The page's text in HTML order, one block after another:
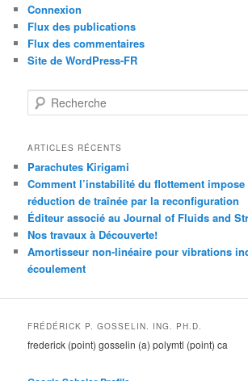
Connexion
Flux des publications
Flux des commentaires
Site de WordPress-FR
e
h
r
c
h
e
ARTICLES RÉCENTS
Parachutes Kirigami
Comment l’instabilité du flottement
réduction de traînée par la reconfiguration
Éditeur associé au Journal of Fluids and
Nos travaux à Découverte!
Amortisseur non-linéaire pour vibrations
écoulement
FRÉDÉRICK P. GOSSELIN. ING. PH.D.
frederick (point) gosselin (a) polymtl (point) ca